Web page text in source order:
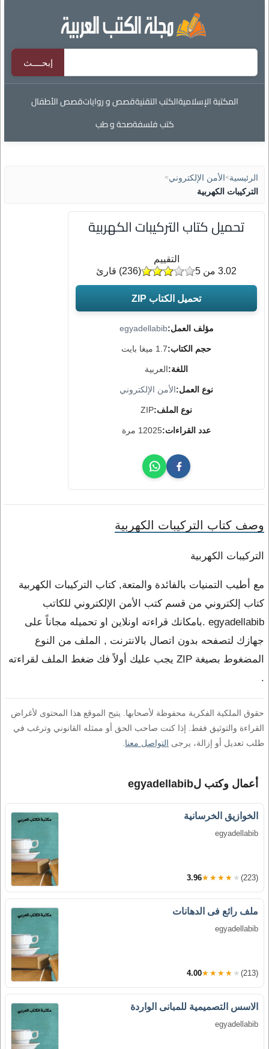
المكتبة الإسلاميةالكتب التقنيةقصص و رواياتقصص الأطفال
كتب فلسفةصحة و طب
الرئيسية> الأمن الإلكتروني>
التركيبات الكهربية
تحميل كتاب التركيبات الكهربية
مؤلف العمل:egyadellabib
حجم الكتاب:1.7 ميغا بايت
اللغة:العربية
نوع العمل:الأمن الإلكتروني
نوع الملف:ZIP
عدد القراءات:12025 مرة
التقييم
(
236) قارئ 3.02 من 5
تحميل الكتاب ZIP
وصف كتاب التركيبات الكهربية
التركيبات الكهربية
مع أطيب التمنيات بالفائدة والمتعة, كتاب التركيبات الكهربية
كتاب إلكتروني من قسم كتب الأمن الإلكتروني للكاتب
egyadellabib .بامكانك قراءته اونلاين او تحميله مجاناً على
جهازك لتصفحه بدون اتصال بالانترنت , الملف من النوع
المضغوط بصيغة ZIP يجب عليك أولاً فك ضغط الملف لقراءته
.
حقوق الملكية الفكرية محفوظة لأصحابها. يتيح الموقع هذا المحتوى لأغراض
القراءة والتوثيق فقط. إذا كنت صاحب الحق أو ممثله القانوني وترغب في
طلب تعديل أو إزالة، يرجى التواصل معنا
أعمال وكتب لegyadellabib
الخوازيق الخرسانية
egyadellabib
3.96★★★★★ (223)
ملف رائع فى الدهانات
egyadellabib
4.00★★★★★ (213)
الاسس التصميمية للمبانى الواردة
egyadellabib